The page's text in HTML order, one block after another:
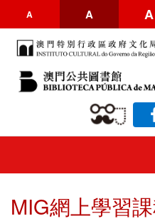
A A A
MIG網上學習